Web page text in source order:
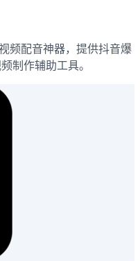
频配音神器，提供抖音爆
制作辅助工具。